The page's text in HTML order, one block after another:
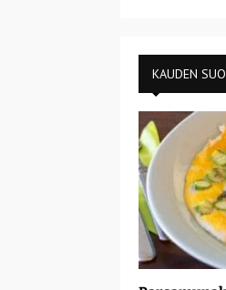
KAUDEN